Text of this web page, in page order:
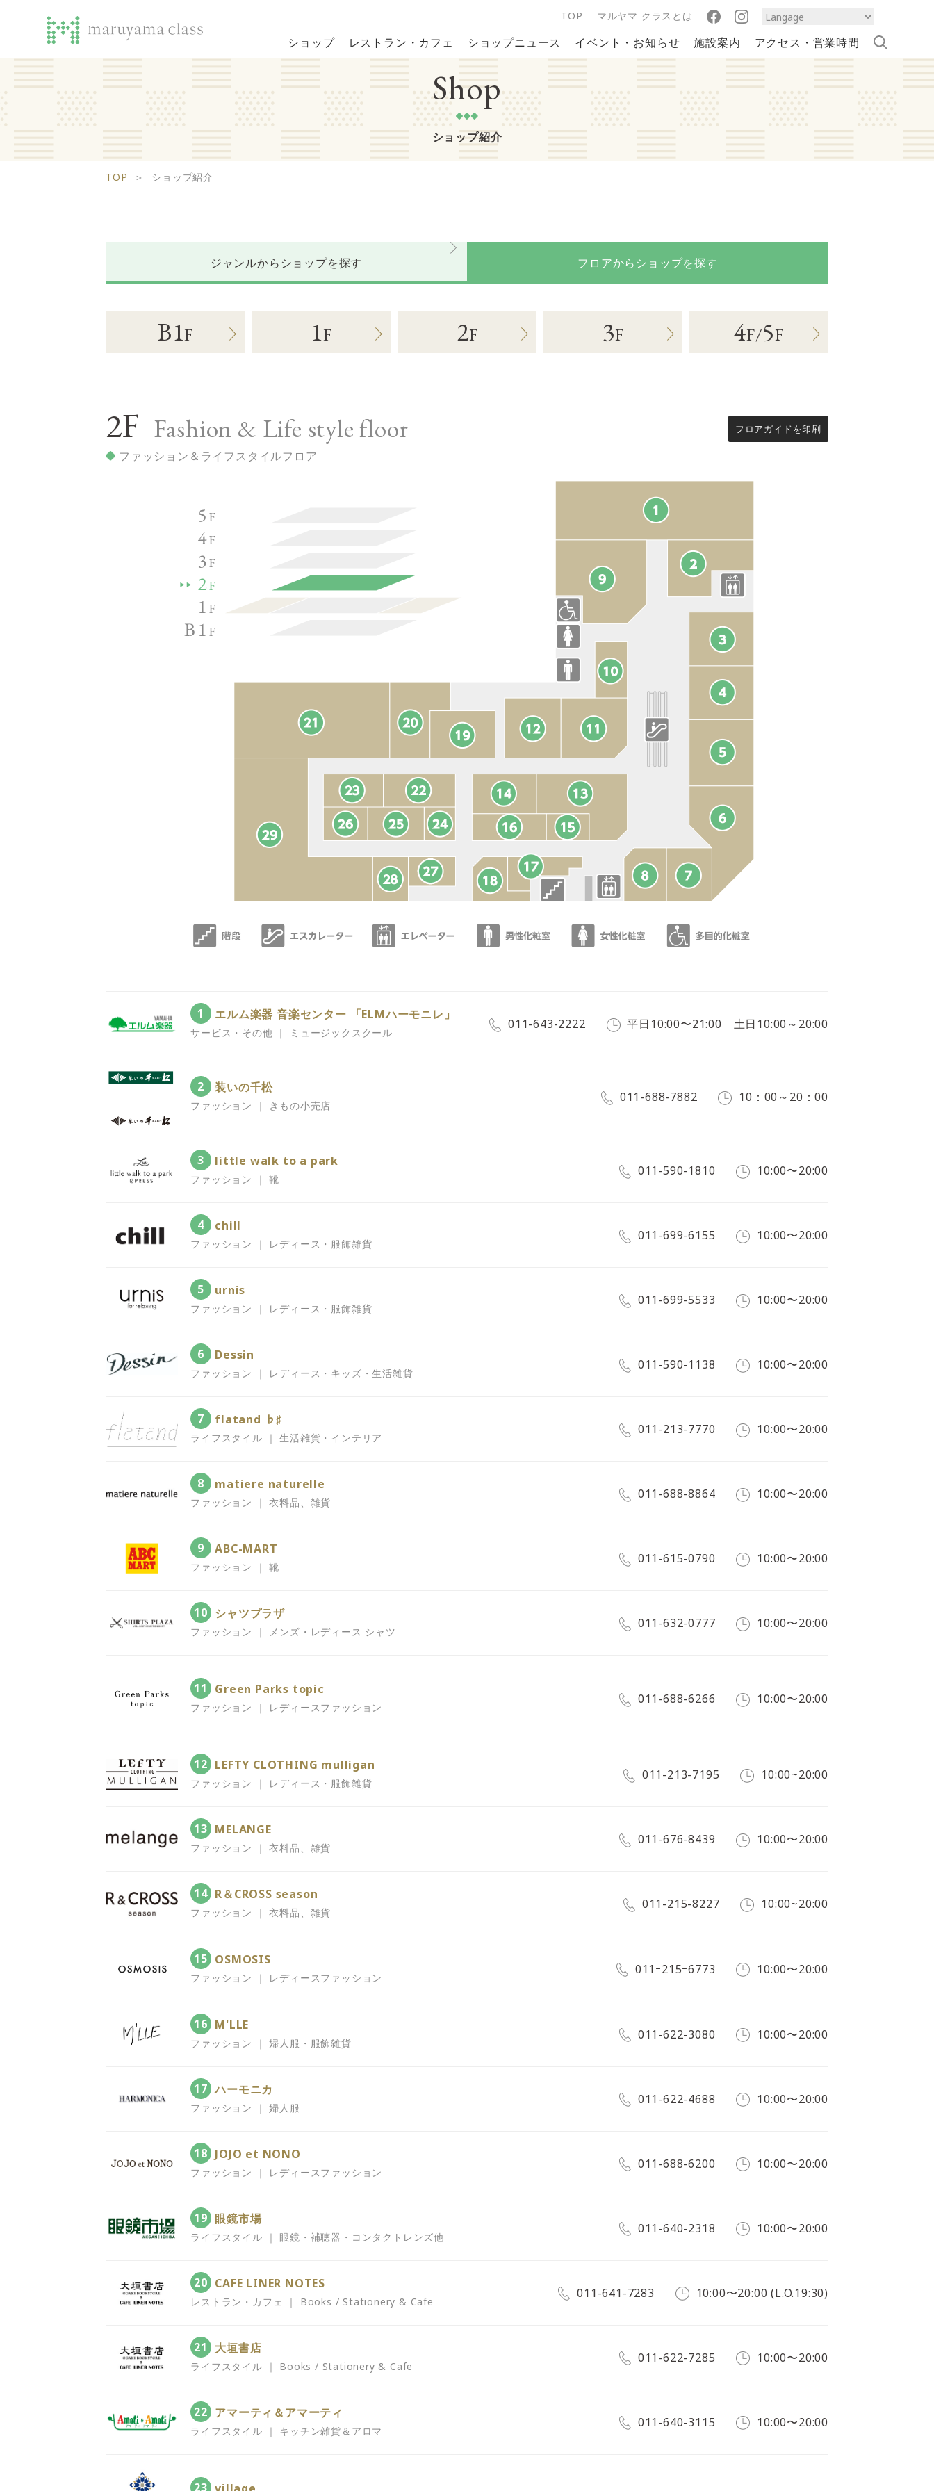
TOP マルヤマ クラスとは
ショップ レストラン・カフェ ショップニュース イベント・お知らせ 施設案内 アクセス・営業時間
Shop
ショップ紹介
TOP ＞ ショップ紹介
ジャンルから ショップを探す フロアから ショップを探す
B1F 1F 2F 3F 4F/5F
2F Fashion & Life style floor
ファッション＆ライフスタイルフロア
フロアガイドを印刷
1 エルム楽器 音楽センター 「ELMハーモニレ」
サービス・その他 ｜ ミュージックスクール
011-643-2222 平日10:00〜21:00 土日10:00～20:00
2 装いの千松
ファッション ｜ きもの小売店
011-688-7882 10：00～20：00
3 little walk to a park
ファッション ｜ 靴
011-590-1810 10:00〜20:00
4 chill
ファッション ｜ レディース・服飾雑貨
011-699-6155 10:00〜20:00
5 urnis
ファッション ｜ レディース・服飾雑貨
011-699-5533 10:00〜20:00
6 Dessin
ファッション ｜ レディース・キッズ・生活雑貨
011-590-1138 10:00〜20:00
7 flatand ♭♯
ライフスタイル ｜ 生活雑貨・インテリア
011-213-7770 10:00〜20:00
8 matiere naturelle
ファッション ｜ 衣料品、雑貨
011-688-8864 10:00〜20:00
9 ABC-MART
ファッション ｜ 靴
011-615-0790 10:00〜20:00
10 シャツプラザ
ファッション ｜ メンズ・レディース シャツ
011-632-0777 10:00〜20:00
11 Green Parks topic
ファッション ｜ レディースファッション
011-688-6266 10:00〜20:00
12 LEFTY CLOTHING mulligan
ファッション ｜ レディース・服飾雑貨
011-213-7195 10:00~20:00
13 MELANGE
ファッション ｜ 衣料品、雑貨
011-676-8439 10:00〜20:00
14 R＆CROSS season
ファッション ｜ 衣料品、雑貨
011-215-8227 10:00~20:00
15 OSMOSIS
ファッション ｜ レディースファッション
011ｰ215ｰ6773 10:00〜20:00
16 M'LLE
ファッション ｜ 婦人服・服飾雑貨
011-622-3080 10:00〜20:00
17 ハーモニカ
ファッション ｜ 婦人服
011-622-4688 10:00〜20:00
18 JOJO et NONO
ファッション ｜ レディースファッション
011-688-6200 10:00〜20:00
19 眼鏡市場
ライフスタイル ｜ 眼鏡・補聴器・コンタクトレンズ他
011-640-2318 10:00〜20:00
20 CAFE LINER NOTES
レストラン・カフェ ｜ Books / Stationery & Cafe
011-641-7283 10:00〜20:00 (L.O.19:30)
21 大垣書店
ライフスタイル ｜ Books / Stationery & Cafe
011-622-7285 10:00〜20:00
22 アマーティ＆アマーティ
ライフスタイル ｜ キッチン雑貨＆アロマ
011-640-3115 10:00〜20:00
23 village